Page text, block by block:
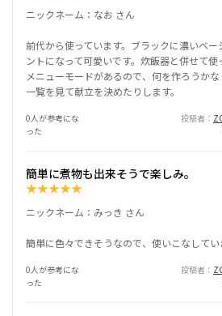
ニックネーム：なお さん
前代から使っています。ブラックに濃いベー
ントになって可愛いです。炊飯器と併せて使
メニューモードがあるので、何を作ろうか
一覧を見て献立を決めたりします。
0人が参考にな
った
投稿者
簡単に煮物も出来そうで楽しみ。
★★★★★
ニックネーム：みっき さん
簡単に色々できそうなので、使いこなしてい
0人が参考にな
った
投稿者